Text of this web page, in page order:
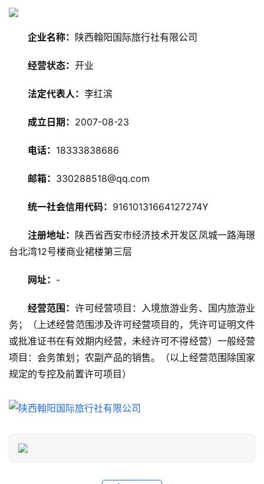
美
热
门
景
点
游
企业名称： 陕西翰阳国际旅行社有限公司
经营状态： 开业
法定代表人： 李红滨
成立日期： 2007-08-23
电话： 18333838686
邮箱： 330288518@qq.com
统一社会信用代码： 91610131664127274Y
注册地址： 陕西省西安市经济技术开发区凤城一路海璟
台北湾12号楼商业裙楼第三层
网址： -
经营范围：许可经营项目：入境旅游业务、国内旅游业
务；（上述经营范围涉及许可经营项目的，凭许可证明文件
或批准证书在有效期内经营，未经许可不得经营）一般经营
项目：会务策划；农副产品的销售。（以上经营范围除国家
规定的专控及前置许可项目）